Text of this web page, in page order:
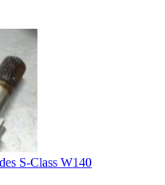
S-Class W140